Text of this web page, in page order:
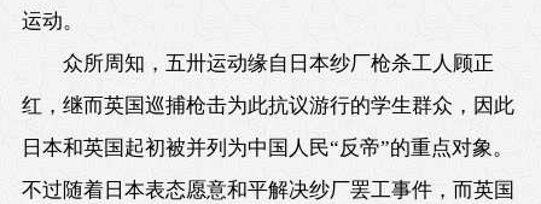
运动。
众所周知，五卅运动缘自日本纱厂枪杀工人顾正
红，继而英国巡捕枪击为此抗议游行的学生群众，因此
日本和英国起初被并列为中国人民“反帝”的重点对象。
不过随着日本表态愿意和平解决纱厂罢工事件，而英国